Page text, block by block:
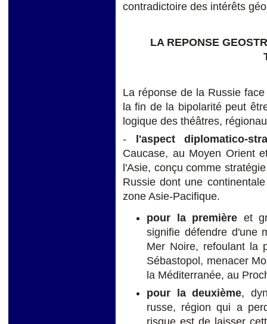
contradictoire des intérêts
LA REPONSE
La réponse de la Russie
la fin de la bipolarité peut
logique des théâtres,
-
l'aspect diplomatico-
Caucase, au Moyen Orient
l'Asie, conçu comme
Russie dont une
zone Asie-Pacifique.
pour la première et
signifie défendre d'une
Mer Noire, refoulant la
Sébastopol, menacer
la Méditerranée, au
pour la deuxième,
russe, région qui a